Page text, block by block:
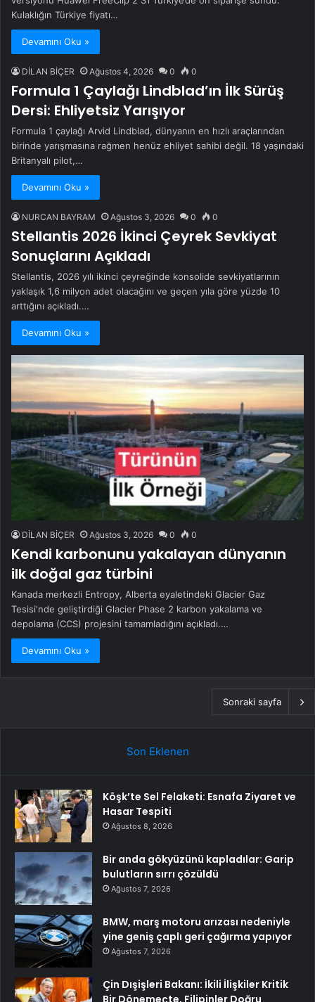
Kulaklığın Türkiye fiyatı…
Devamını Oku »
DİLAN BİÇER Ağustos 4, 2026 0 0
Formula 1 Çaylağı Lindblad’ın İlk Sürüş
Dersi: Ehliyetsiz Yarışıyor
Formula 1 çaylağı Arvid Lindblad, dünyanın en hızlı araçlarından
birinde yarışmasına rağmen henüz ehliyet sahibi değil. 18 yaşındaki
Britanyalı pilot,…
Devamını Oku »
NURCAN BAYRAM Ağustos 3, 2026 0 0
Stellantis 2026 İkinci Çeyrek Sevkiyat
Sonuçlarını Açıkladı
Stellantis, 2026 yılı ikinci çeyreğinde konsolide sevkiyatlarının
yaklaşık 1,6 milyon adet olacağını ve geçen yıla göre yüzde 10
arttığını açıkladı.…
Devamını Oku »
DİLAN BİÇER Ağustos 3, 2026 0 0
Kendi karbonunu yakalayan dünyanın
ilk doğal gaz türbini
Kanada merkezli Entropy, Alberta eyaletindeki Glacier Gaz
Tesisi'nde geliştirdiği Glacier Phase 2 karbon yakalama ve
depolama (CCS) projesini tamamladığını açıkladı.…
Devamını Oku »
Sonraki sayfa
Son Eklenen
Köşk’te Sel Felaketi: Esnafa Ziyaret ve
Hasar Tespiti
Ağustos 8, 2026
Bir anda gökyüzünü kapladılar: Garip
bulutların sırrı çözüldü
Ağustos 7, 2026
BMW, marş motoru arızası nedeniyle
yine geniş çaplı geri çağırma yapıyor
Ağustos 7, 2026
Çin Dışişleri Bakanı: İkili İlişkiler Kritik
Bir Dönemeçte, Filipinler Doğru